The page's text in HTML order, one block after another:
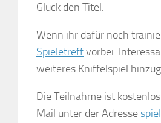
Glück den Titel.
Wenn ihr dafür noch
Spieletreffvorbei.
weiteres Kniffelspiel
Die Teilnahme ist
Mail unter der Adresse